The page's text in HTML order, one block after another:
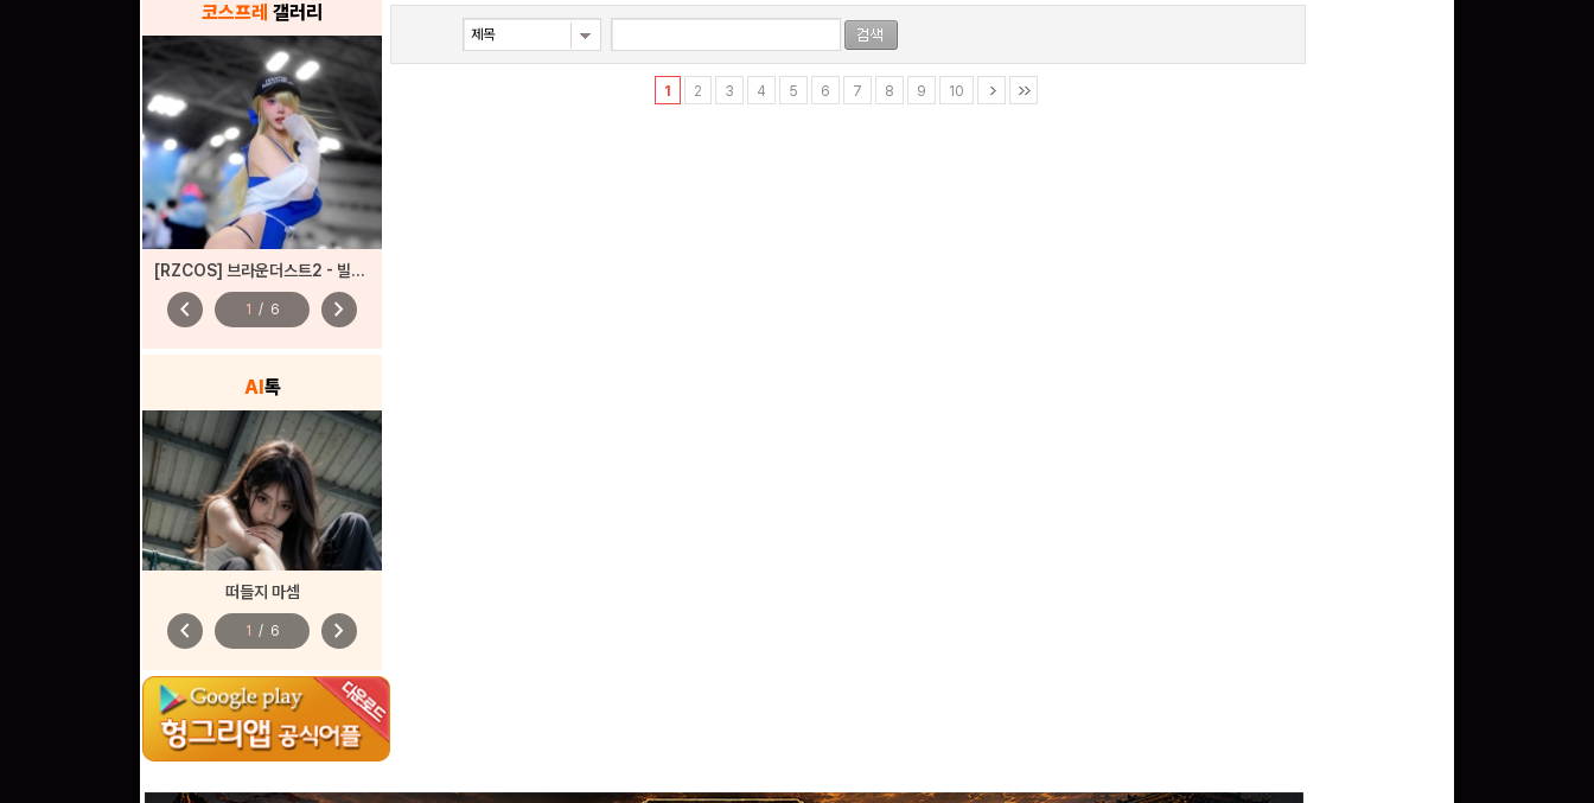
코스프레 갤러리
[RZCOS] 브라운더스트2 - 빌헬미나 (Model. JooA)
chevron_left 1 / 6 chevron_right
AI톡
떠들지 마셈
chevron_left 1 / 6 chevron_right
1 2 3 4 5 6 7 8 9 10